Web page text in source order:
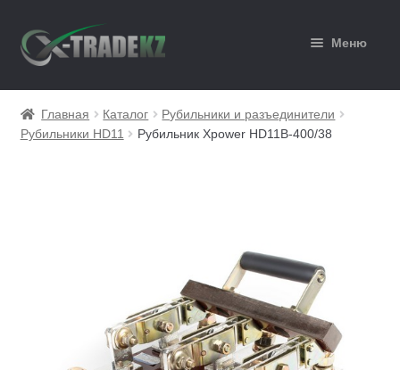
Перейти
к
Перейти
к
Меню
Главная
Каталог
Главная Каталог
Рубильники и разъединители
Рубильники HD11
Рубильник Xpower HD11B-400/38